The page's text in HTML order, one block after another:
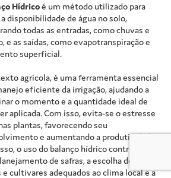
Hídricoé um método utilizado para
disponibilidade de água no solo,
todas as entradas, como chuvas e
e as saídas, como evapotranspiração e
superficial.
agrícola, é uma ferramenta essencial
eficiente da irrigação, ajudando a
o momento e a quantidade ideal de
aplicada. Com isso, evita-se o estresse
plantas, favorecendo seu
e aumentando a produtividade.
o uso do balanço hídrico contribui
de safras, a escolha de
cultivares adequados ao clima local e a